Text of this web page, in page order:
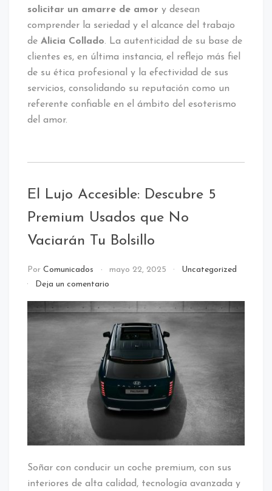
solicitar un amarre de amor y desean
comprender la seriedad y el alcance del trabajo
de Alicia Collado. La autenticidad de su base de
clientes es, en última instancia, el reflejo más fiel
de su ética profesional y la efectividad de sus
servicios, consolidando su reputación como un
referente confiable en el ámbito del esoterismo
del amor.
El Lujo Accesible: Descubre 5
Premium Usados que No
Vaciarán Tu Bolsillo
Por Comunicados mayo 22, 2025
Uncategorized
Deja un comentarioen
Lujo
Accesible:
Descubre
5
Premium
Usados
que
No
Vaciarán
Soñar con conducir un coche premium, con sus
interiores de alta calidad, tecnología avanzada y